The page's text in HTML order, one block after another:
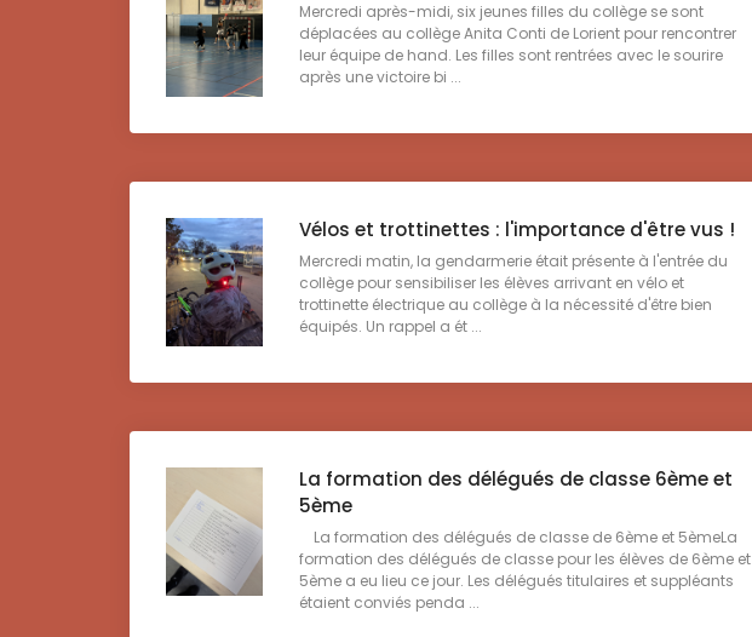
Mercredi après-midi, six jeunes filles du collège se sont
déplacées au collège Anita Conti de Lorient pour rencontrer
leur équipe de hand. Les filles sont rentrées avec le sourire
après une victoire bi ...
Vélos et trottinettes : l'importance d'être vus !
Mercredi matin, la gendarmerie était présente à l'entrée du
collège pour sensibiliser les élèves arrivant en vélo et
trottinette électrique au collège à la nécessité d'être bien
équipés. Un rappel a ét ...
La formation des délégués de classe 6ème et
5ème
La formation des délégués de classe de 6ème et 5èmeLa
formation des délégués de classe pour les élèves de 6ème et
5ème a eu lieu ce jour. Les délégués titulaires et suppléants
étaient conviés penda ...